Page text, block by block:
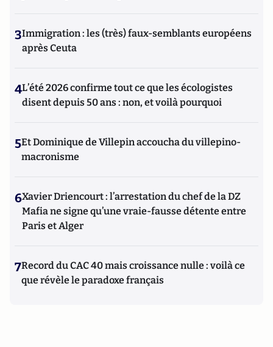
3Immigration : les (très) faux-semblants européens
après Ceuta
4L’été 2026 confirme tout ce que les écologistes
disent depuis 50 ans : non, et voilà pourquoi
5Et Dominique de Villepin accoucha du villepino-
macronisme
6Xavier Driencourt : l’arrestation du chef de la DZ
Mafia ne signe qu’une vraie-fausse détente entre
Paris et Alger
7Record du CAC 40 mais croissance nulle : voilà ce
que révèle le paradoxe français